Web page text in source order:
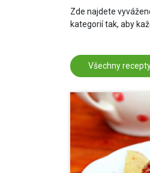
Zde najdete
kategorií tak, aby
Všechny